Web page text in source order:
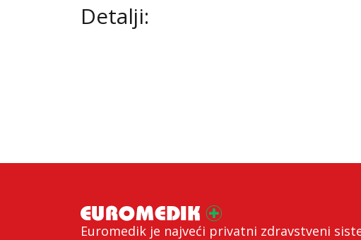
Detalji:
Euromedik je najveći privatni zdravstveni